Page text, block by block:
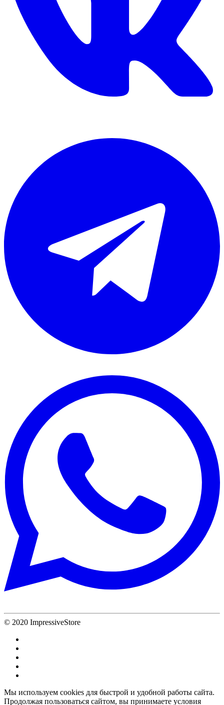
© 2020 ImpressiveStore
Мы используем cookies для быстрой и удобной работы сайта.
Продолжая пользоваться сайтом, вы принимаете условия